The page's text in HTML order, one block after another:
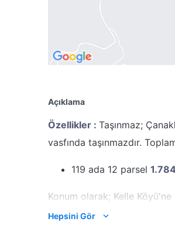
Açıklama
Özellikler :Taşınmaz;
vasfında taşınmazdır.
119 ada 12 parsel
Konum olarak; Kelle Köyü'ne
yoluna cephelidir.
Hepsini Gör